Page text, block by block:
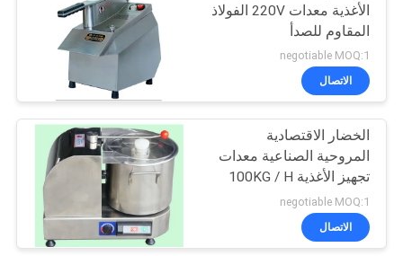
طعام يعالج تجهيز
76
الأغذية معدات 220V الفولاذ
المقاوم للصدأ
negotiable MOQ:1
الاتصال
الخضار الاقتصادية
المروحية الصناعية معدات
تجهيز الأغذية 100KG / H
negotiable MOQ:1
الاتصال